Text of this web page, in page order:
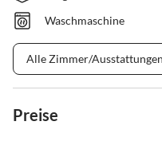
Waschmaschine
Alle Zimmer/
Preise